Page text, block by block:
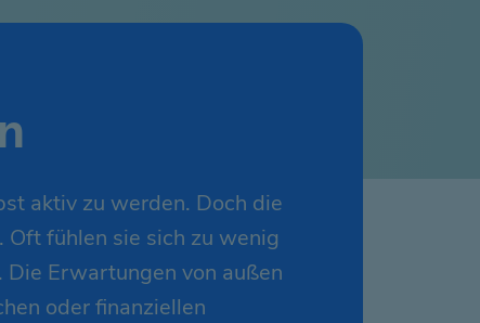
aktiv zu werden. Doch die
fühlen sie sich zu wenig
Erwartungen von außen
oder finanziellen